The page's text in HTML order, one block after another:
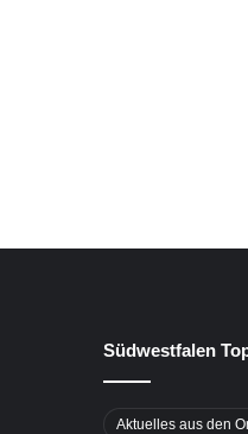
Südwestfalen
Aktuelles aus den